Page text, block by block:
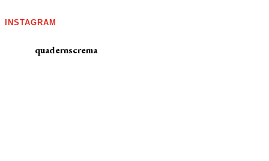
INSTAGRAM
quadernscrema